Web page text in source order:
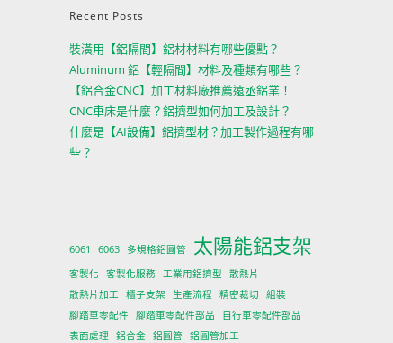
Recent Posts
裝潢用【鋁隔間】鋁材材料有哪些優點？
Aluminum 鋁【輕隔間】材料及種類有哪些？
【鋁合金CNC】加工材料廠推薦遠丞鋁業！
CNC車床是什麼？鋁擠型如何加工及設計？
什麼是【AI設備】鋁擠型材？加工製作過程有哪
些？
6061 6063 多規格鋁圓管 太陽能鋁支架
客製化 客製化服務 工業用鋁擠型
散熱片
散熱片加工 櫃子支架 生產流程 精密裁切
組裝
腳踏車零配件 腳踏車零配件部品
自行車零配件部品
表面處理
鋁合金 鋁圓管 鋁圓管加工